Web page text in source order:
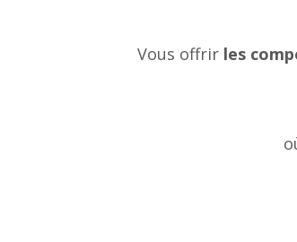
Vous offrir les